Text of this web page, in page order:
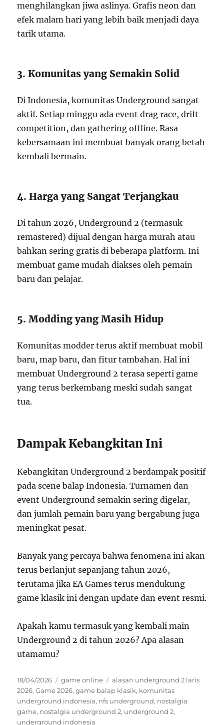
menghilangkan jiwa aslinya. Grafis neon dan
efek malam hari yang lebih baik menjadi daya
tarik utama.
3. Komunitas yang Semakin Solid
Di Indonesia, komunitas Underground sangat
aktif. Setiap minggu ada event drag race, drift
competition, dan gathering offline. Rasa
kebersamaan ini membuat banyak orang betah
kembali bermain.
4. Harga yang Sangat Terjangkau
Di tahun 2026, Underground 2 (termasuk
remastered) dijual dengan harga murah atau
bahkan sering gratis di beberapa platform. Ini
membuat game mudah diakses oleh pemain
baru dan pelajar.
5. Modding yang Masih Hidup
Komunitas modder terus aktif membuat mobil
baru, map baru, dan fitur tambahan. Hal ini
membuat Underground 2 terasa seperti game
yang terus berkembang meski sudah sangat
tua.
Dampak Kebangkitan Ini
Kebangkitan Underground 2 berdampak positif
pada scene balap Indonesia. Turnamen dan
event Underground semakin sering digelar,
dan jumlah pemain baru yang bergabung juga
meningkat pesat.
Banyak yang percaya bahwa fenomena ini akan
terus berlanjut sepanjang tahun 2026,
terutama jika EA Games terus mendukung
game klasik ini dengan update dan event resmi.
Apakah kamu termasuk yang kembali main
Underground 2 di tahun 2026? Apa alasan
utamamu?
Posted
on
18/04/2026 Categories
game online Tags
alasan underground 2 laris
2026,Game 2026,game balap klasik, komunitas
underground indonesia, nfs underground, nostalgia
game, nostalgia underground 2, underground 2,
underground indonesia